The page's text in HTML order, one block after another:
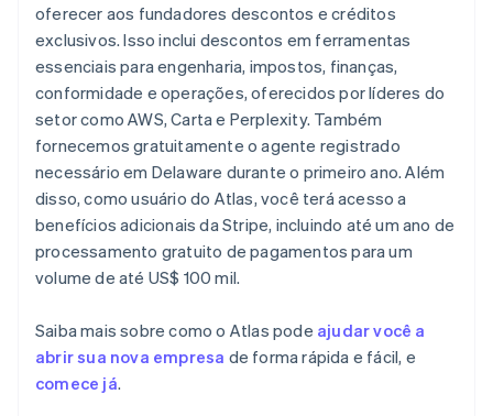
oferecer aos fundadores descontos e créditos
exclusivos. Isso inclui descontos em ferramentas
essenciais para engenharia, impostos, finanças,
conformidade e operações, oferecidos por líderes do
setor como AWS, Carta e Perplexity. Também
fornecemos gratuitamente o agente registrado
necessário em Delaware durante o primeiro ano. Além
disso, como usuário do Atlas, você terá acesso a
benefícios adicionais da Stripe, incluindo até um ano de
processamento gratuito de pagamentos para um
volume de até US$ 100 mil.
Saiba mais sobre como o Atlas pode ajudar você a
abrir sua nova empresa de forma rápida e fácil, e
comece já.